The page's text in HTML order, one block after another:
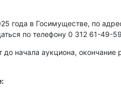
года в Госимуществе, по
по телефону 0 312 61-49-
начала аукциона, окончание